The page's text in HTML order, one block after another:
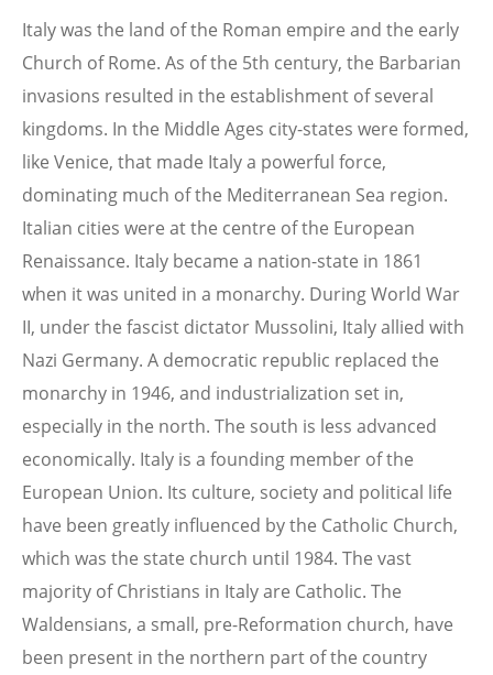
Italy was the land of the Roman empire and the early
Church of Rome. As of the 5th century, the Barbarian
invasions resulted in the establishment of several
kingdoms. In the Middle Ages city-states were formed,
like Venice, that made Italy a powerful force,
dominating much of the Mediterranean Sea region.
Italian cities were at the centre of the European
Renaissance. Italy became a nation-state in 1861
when it was united in a monarchy. During World War
II, under the fascist dictator Mussolini, Italy allied with
Nazi Germany. A democratic republic replaced the
monarchy in 1946, and industrialization set in,
especially in the north. The south is less advanced
economically. Italy is a founding member of the
European Union. Its culture, society and political life
have been greatly influenced by the Catholic Church,
which was the state church until 1984. The vast
majority of Christians in Italy are Catholic. The
Waldensians, a small, pre-Reformation church, have
been present in the northern part of the country